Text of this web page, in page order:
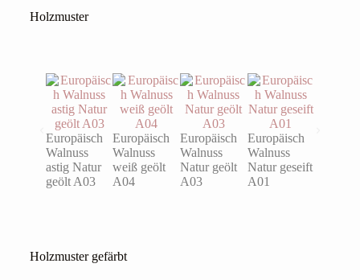
Holzmuster
Europäisch
Walnuss
astig Natur
geölt A03
Europäisch
Walnuss
weiß geölt
A04
Europäisch
Walnuss
Natur geölt
A03
Europäisch
Walnuss
Natur geseift
A01
Holzmuster gefärbt